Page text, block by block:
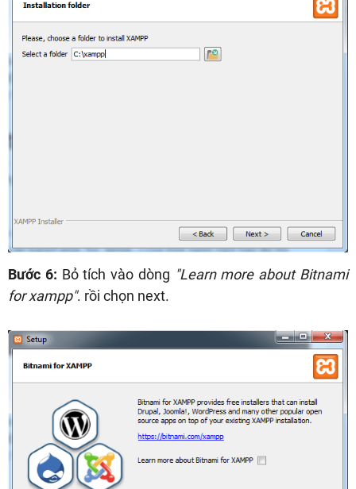
Bước 6: Bỏ tích vào dòng "Learn more about Bitnami
for xampp". rồi chọn next.